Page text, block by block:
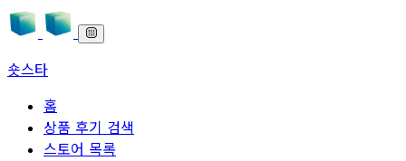
숏스타
홈
상품 후기 검색
스토어 목록